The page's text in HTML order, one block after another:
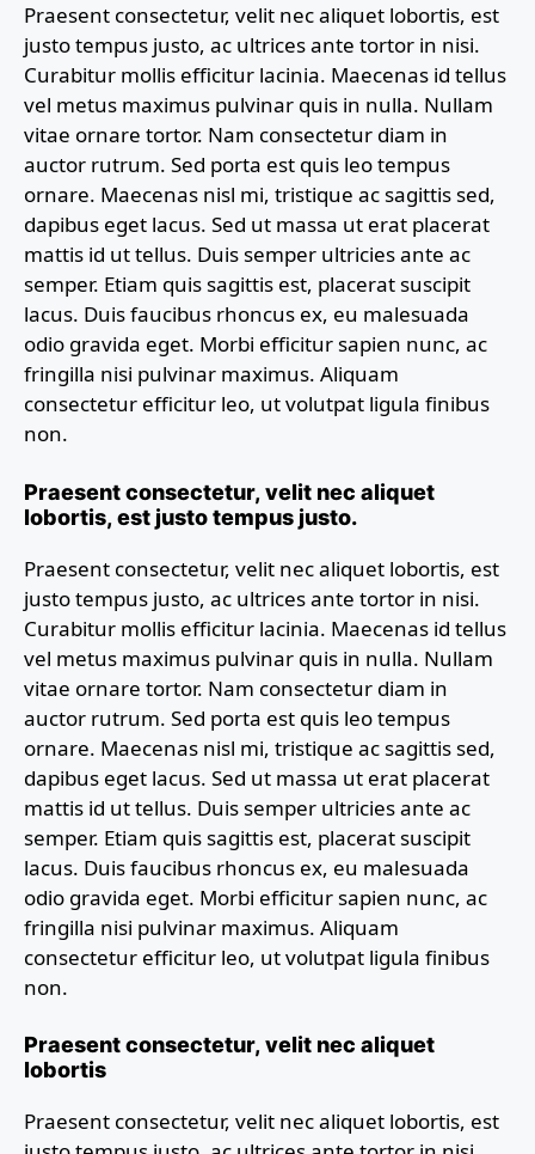
Praesent consectetur, velit nec aliquet lobortis, est
justo tempus justo, ac ultrices ante tortor in nisi.
Curabitur mollis efficitur lacinia. Maecenas id tellus
vel metus maximus pulvinar quis in nulla. Nullam
vitae ornare tortor. Nam consectetur diam in
auctor rutrum. Sed porta est quis leo tempus
ornare. Maecenas nisl mi, tristique ac sagittis sed,
dapibus eget lacus. Sed ut massa ut erat placerat
mattis id ut tellus. Duis semper ultricies ante ac
semper. Etiam quis sagittis est, placerat suscipit
lacus. Duis faucibus rhoncus ex, eu malesuada
odio gravida eget. Morbi efficitur sapien nunc, ac
fringilla nisi pulvinar maximus. Aliquam
consectetur efficitur leo, ut volutpat ligula finibus
non.
Praesent consectetur, velit nec aliquet
lobortis, est justo tempus justo.
Praesent consectetur, velit nec aliquet lobortis, est
justo tempus justo, ac ultrices ante tortor in nisi.
Curabitur mollis efficitur lacinia. Maecenas id tellus
vel metus maximus pulvinar quis in nulla. Nullam
vitae ornare tortor. Nam consectetur diam in
auctor rutrum. Sed porta est quis leo tempus
ornare. Maecenas nisl mi, tristique ac sagittis sed,
dapibus eget lacus. Sed ut massa ut erat placerat
mattis id ut tellus. Duis semper ultricies ante ac
semper. Etiam quis sagittis est, placerat suscipit
lacus. Duis faucibus rhoncus ex, eu malesuada
odio gravida eget. Morbi efficitur sapien nunc, ac
fringilla nisi pulvinar maximus. Aliquam
consectetur efficitur leo, ut volutpat ligula finibus
non.
Praesent consectetur, velit nec aliquet
lobortis
Praesent consectetur, velit nec aliquet lobortis, est